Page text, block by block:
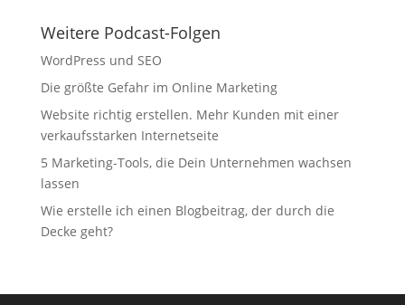
Weitere Podcast-Folgen
WordPress und SEO
Die größte Gefahr im Online Marketing
Website richtig erstellen. Mehr Kunden mit einer
verkaufsstarken Internetseite
5 Marketing-Tools, die Dein Unternehmen wachsen
lassen
Wie erstelle ich einen Blogbeitrag, der durch die
Decke geht?